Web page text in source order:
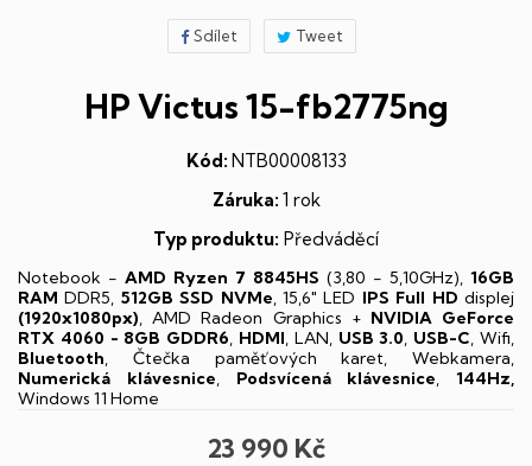
Sdílet Tweet
HP Victus 15-fb2775ng
Kód: NTB00008133
Záruka: 1 rok
Typ produktu: Předváděcí
Notebook - AMD Ryzen 7 8845HS (3,80 - 5,10GHz), 16GB
RAM DDR5, 512GB SSD NVMe, 15,6" LED IPS Full HD displej
(1920x1080px), AMD Radeon Graphics + NVIDIA GeForce
RTX 4060 - 8GB GDDR6, HDMI, LAN, USB 3.0, USB-C, Wifi,
Bluetooth, Čtečka paměťových karet, Webkamera,
Numerická klávesnice, Podsvícená klávesnice, 144Hz,
Windows 11 Home
23 990 Kč